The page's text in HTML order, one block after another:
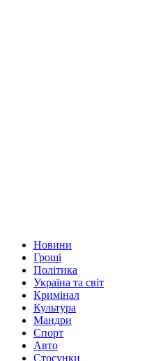
Новини
Гроші
Політика
Україна та світ
Кримінал
Культура
Мандри
Спорт
Авто
Стосунки